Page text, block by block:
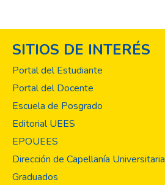
SITIOS DE INTERÉS
Portal del Estudiante
Portal del Docente
Escuela de Posgrado
Editorial UEES
EPOUEES
Dirección de Capellanía Universitaria
Graduados